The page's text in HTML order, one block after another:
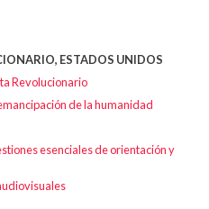
ESTADOS UNIDOS
Revolucionario
de la humanidad
esenciales de orientación y